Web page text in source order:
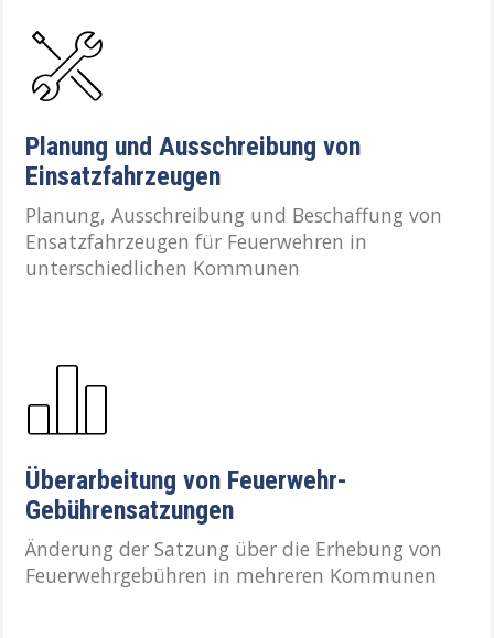
Planung und Ausschreibung von
Einsatzfahrzeugen
Planung, Ausschreibung und Beschaffung von
Ensatzfahrzeugen für Feuerwehren in
unterschiedlichen Kommunen
Überarbeitung von Feuerwehr-
Gebührensatzungen
Änderung der Satzung über die Erhebung von
Feuerwehrgebühren in mehreren Kommunen